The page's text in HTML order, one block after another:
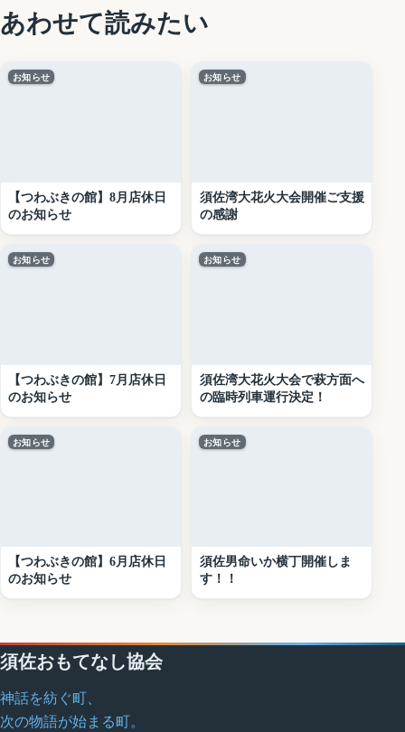
あわせて読みたい
お知らせ
【つわぶきの館】8月店休日
のお知らせ
お知らせ
須佐湾大花火大会開催ご支援
の感謝
お知らせ
【つわぶきの館】7月店休日
のお知らせ
お知らせ
須佐湾大花火大会で萩方面へ
の臨時列車運行決定！
お知らせ
【つわぶきの館】6月店休日
のお知らせ
お知らせ
須佐男命いか横丁開催しま
す！！
須佐おもてなし協会
神話を紡ぐ町、
次の物語が始まる町。